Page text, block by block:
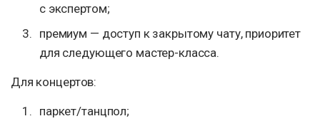
с экспертом;
премиум — доступ к закрытому чату, приоритет
для следующего мастер-класса.
Для концертов:
паркет/танцпол;